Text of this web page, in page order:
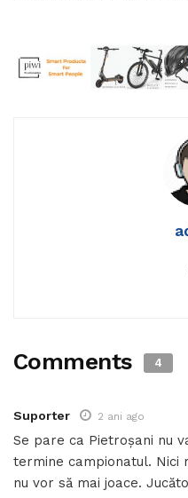
Comments 4
Suporter 2 ani ago
Se pare ca Pietroșani nu
termine campionatul. Nici
nu vor să mai joace.